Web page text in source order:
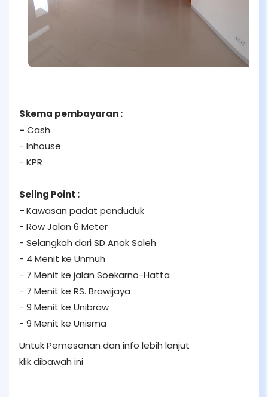
Skema pembayaran :
- Cash
- Inhouse
- KPR
Seling Point :
-Kawasan padat penduduk
- Row Jalan 6 Meter
- Selangkah dari SD Anak Saleh
- 4 Menit ke Unmuh
- 7 Menit ke jalan Soekarno-Hatta
- 7 Menit ke RS. Brawijaya
- 9 Menit ke Unibraw
- 9 Menit ke Unisma
Untuk Pemesanan dan info lebih lanjut
klik dibawah ini